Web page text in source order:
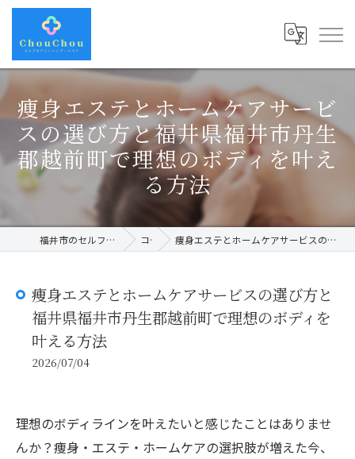
痩身エステとホームケアサービ
スの選び方と福井県福井市丹生
郡越前町で理想のボディを叶え
る方法
福井市のセルフホワイトニングならChouChou コラム 痩身エステとホームケアサービスの選び方と福井県福井市丹生郡越前町で理想のボディを叶える方法
痩身エステとホームケアサービスの選び方と
福井県福井市丹生郡越前町で理想のボディを
叶える方法
2026/07/04
理想のボディラインを叶えたいと感じたことはありませ
んか？痩身・エステ・ホームケアの選択肢が増えた今、